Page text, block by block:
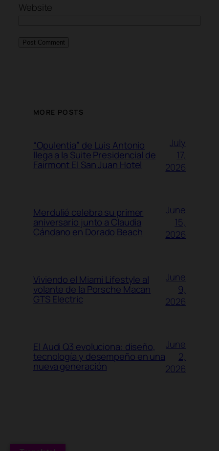
Website
MORE POSTS
“Opulentia” de Luis Antonio
llega a la Suite Presidencial de
Fairmont El San Juan Hotel
July
17,
2026
Merdulié celebra su primer
aniversario junto a Claudia
Cándano en Dorado Beach
June
15,
2026
Viviendo el Miami Lifestyle al
volante de la Porsche Macan
GTS Electric
June
9,
2026
El Audi Q3 evoluciona: diseño,
tecnología y desempeño en una
nueva generación
June
2,
2026